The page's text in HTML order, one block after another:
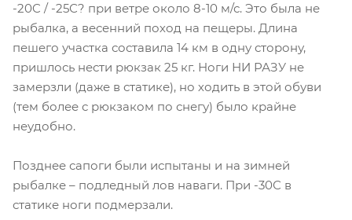
-20C / -25С? при ветре около 8-10 м/с. Это была не
рыбалка, а весенний поход на пещеры. Длина
пешего участка составила 14 км в одну сторону,
пришлось нести рюкзак 25 кг. Ноги НИ РАЗУ не
замерзли (даже в статике), но ходить в этой обуви
(тем более с рюкзаком по снегу) было крайне
неудобно.
Позднее сапоги были испытаны и на зимней
рыбалке – подледный лов наваги. При -30С в
статике ноги подмерзали.